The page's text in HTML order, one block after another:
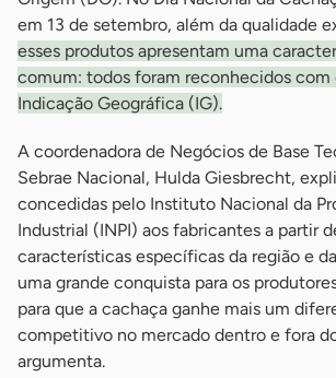
em 13 de setembro, além da qualidade
esses produtos apresentam uma
comum: todos foram reconhecidos com
Indicação Geográfica (IG).
A coordenadora de Negócios de Base
Sebrae Nacional, Hulda Giesbrecht,
concedidas pelo Instituto Nacional da
Industrial (INPI) aos fabricantes a partir
características específicas da região e
uma grande conquista para os
para que a cachaça ganhe mais um
competitivo no mercado dentro e fora do
argumenta.